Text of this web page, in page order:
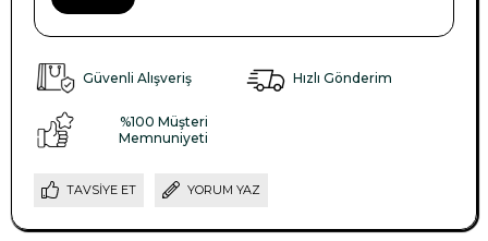
Güvenli Alışveriş Hızlı Gönderim
%100 Müşteri
Memnuniyeti
TAVSIYE ET YORUM YAZ